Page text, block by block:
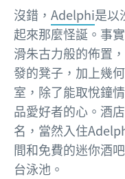
沒錯， Adelphi是以
起來那麼怪誕。事
滑朱古力般的佈置
發的凳子，加上幾
室，除了能取悅鐘
品愛好者的心。酒
名，當然入住
間和免費的迷你酒
台泳池。